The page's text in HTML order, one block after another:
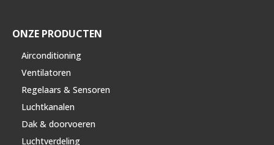
ONZE PRODUCTEN
Airconditioning
Ventilatoren
Regelaars & Sensoren
Luchtkanalen
Dak & doorvoeren
Luchtverdeling